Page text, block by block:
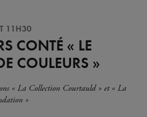
11H30
CONTÉ « LE
COULEURS »
« La Collection Courtauld » et « La
»